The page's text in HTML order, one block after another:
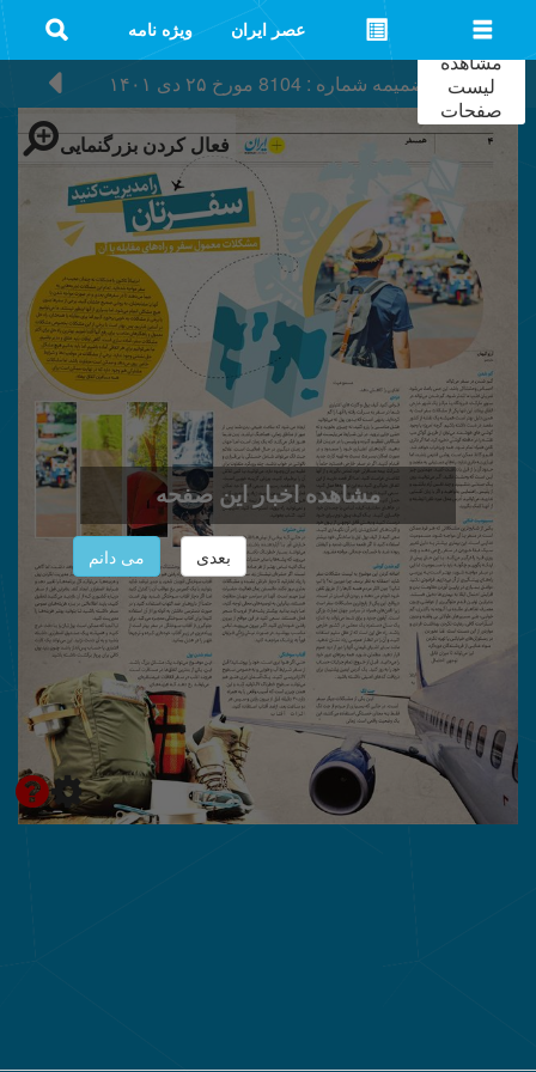
عصر ایران ویژه نامه
ضمیمه شماره : 8104 مورخ ۲۵ دی ۱۴۰۱
فعال کردن بزرگنمایی
مشاهده اخبار این صفحه
مشاهده
لیست
صفحات
بعدی می دانم